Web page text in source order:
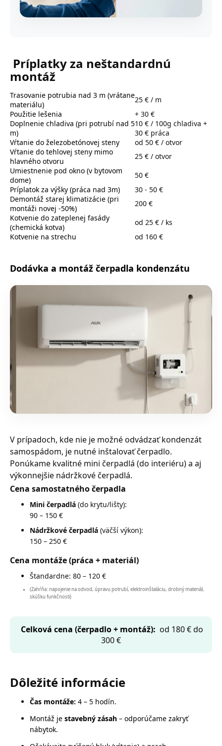
Príplatky za neštandardnú
montáž
Trasovanie potrubia nad 3 m (vrátane
materiálu)
25 € / m
Použitie lešenia
+ 30 €
Doplnenie chladiva (pri potrubí nad 5
m)
10 € / 100g chladiva +
30 € práca
Vŕtanie do železobetónovej steny
od 50 € / otvor
Vŕtanie do tehlovej steny mimo
hlavného otvoru
25 € / otvor
Umiestnenie pod okno (v bytovom
dome)
50 €
Príplatok za výšky (práca nad 3m)
30 - 50 €
Demontáž starej klimatizácie (pri
montáži novej -50%)
200 €
Kotvenie do zateplenej fasády
(chemická kotva)
od 25 € / ks
Kotvenie na strechu
od 160 €
Dodávka a montáž čerpadla kondenzátu
V prípadoch, kde nie je možné odvádzať kondenzát
samospádom, je nutné inštalovať čerpadlo.
Ponúkame kvalitné mini čerpadlá (do interiéru) a aj
výkonnejšie nádržkové čerpadlá.
Cena samostatného čerpadla
Mini čerpadlá (do krytu/lišty):
90 – 150 €
Nádržkové čerpadlá (väčší výkon):
150 – 250 €
Cena montáže (práca + materiál)
Štandardne: 80 – 120 €
(Zahŕňa: napojenie na odvod, úpravu potrubí, elektroinštaláciu, drobný materiál,
skúšku funkčnosti)
Celková cena (čerpadlo + montáž): od 180 € do
300 €
Dôležité informácie
Čas montáže: 4 – 5 hodín.
Montáž je stavebný zásah – odporúčame zakryť
nábytok.